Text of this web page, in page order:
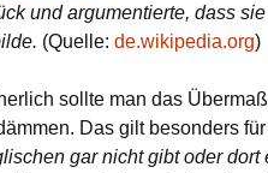
und argumentierte, dass
(Quelle: de.wikipedia.org)
sollte man das
Das gilt besonders
gar nicht gibt oder dort